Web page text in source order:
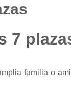
7
familia o